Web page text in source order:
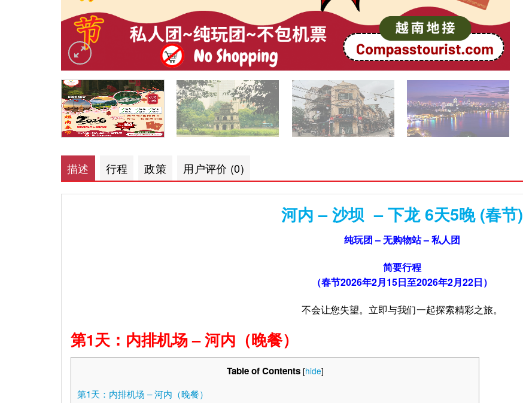
描述 行程 政策 用户评价 (0)
河内 – 沙坝 – 下龙 6天5晚 (春节)
纯玩团–无购物站–私人团
简要行程
（春节2026年2月15日至2026年2月22日）
不会让您失望。 立即与我们一起探索精彩之旅。
第1天：内排机场 – 河内 （晚餐）
Table of Contents [hide]
第1天：内排机场 – 河内（晚餐）